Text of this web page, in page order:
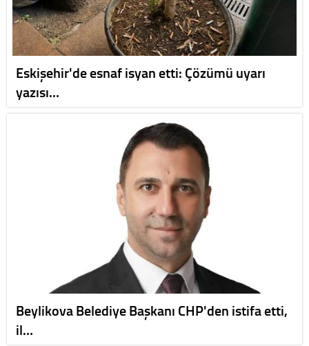
Eskişehir'de esnaf isyan etti: Çözümü uyarı
yazısı…
Beylikova Belediye Başkanı CHP'den istifa etti,
il…